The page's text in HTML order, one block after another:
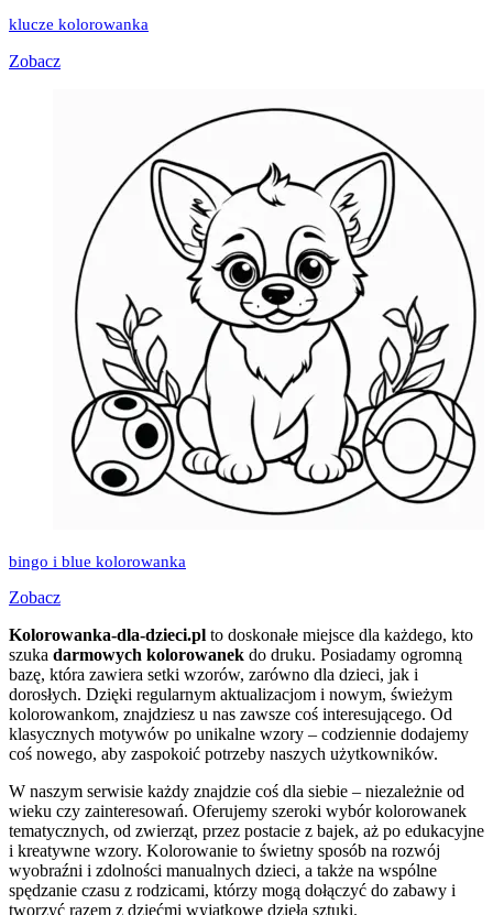
klucze kolorowanka
Zobacz
bingo i blue kolorowanka
Zobacz
Kolorowanka-dla-dzieci.pl to doskonałe miejsce dla każdego, kto
szuka darmowych kolorowanek do druku. Posiadamy ogromną
bazę, która zawiera setki wzorów, zarówno dla dzieci, jak i
dorosłych. Dzięki regularnym aktualizacjom i nowym, świeżym
kolorowankom, znajdziesz u nas zawsze coś interesującego. Od
klasycznych motywów po unikalne wzory – codziennie dodajemy
coś nowego, aby zaspokoić potrzeby naszych użytkowników.
W naszym serwisie każdy znajdzie coś dla siebie – niezależnie od
wieku czy zainteresowań. Oferujemy szeroki wybór kolorowanek
tematycznych, od zwierząt, przez postacie z bajek, aż po edukacyjne
i kreatywne wzory. Kolorowanie to świetny sposób na rozwój
wyobraźni i zdolności manualnych dzieci, a także na wspólne
spędzanie czasu z rodzicami, którzy mogą dołączyć do zabawy i
tworzyć razem z dziećmi wyjątkowe dzieła sztuki.